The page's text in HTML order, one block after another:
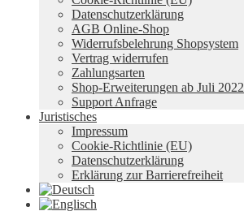
Datenschutzerklärung
AGB Online-Shop
Widerrufsbelehrung Shopsystem
Vertrag widerrufen
Zahlungsarten
Shop-Erweiterungen ab Juli 2022
Support Anfrage
Juristisches
Impressum
Cookie-Richtlinie (EU)
Datenschutzerklärung
Erklärung zur Barrierefreiheit